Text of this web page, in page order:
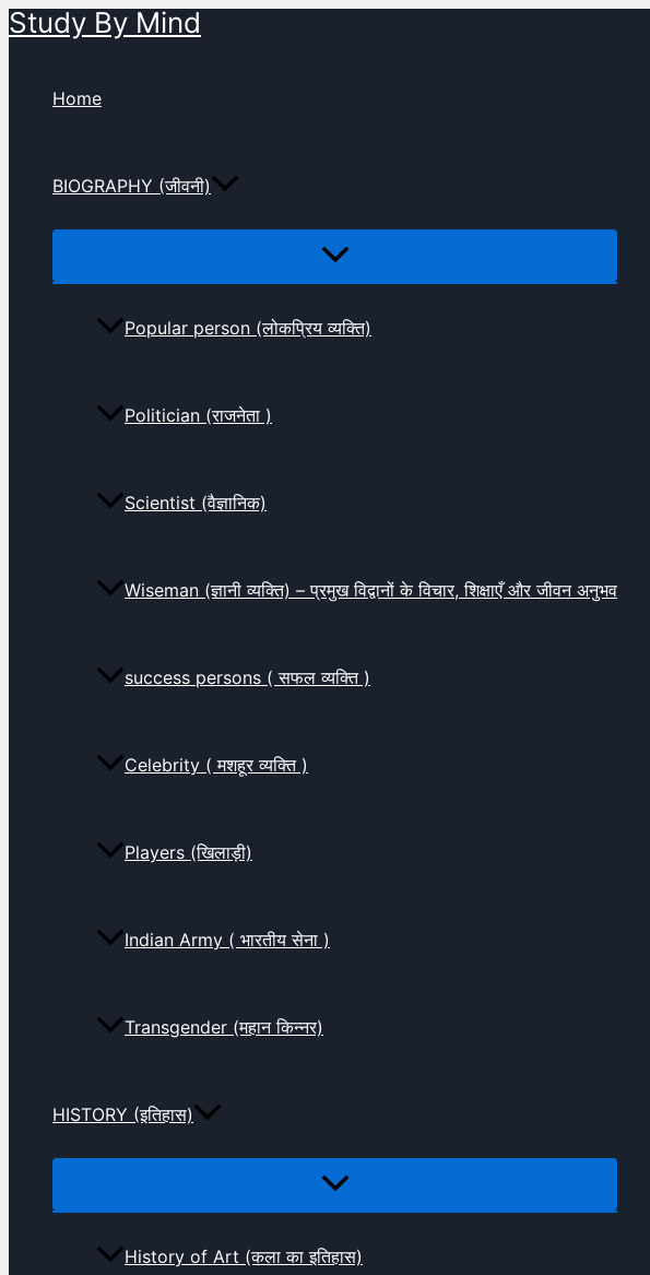
Skip
Study By Mind
Home
BIOGRAPHY (जीवनी)
Popular person (लोकप्रिय व्यक्ति)
Politician (राजनेता )
Scientist (वैज्ञानिक)
Wiseman (ज्ञानी व्यक्ति) – प्रमुख विद्वानों के विचार, शिक्षाएँ और जीवन अनुभव
success persons ( सफल व्यक्ति )
Celebrity ( मशहूर व्यक्ति )
Players (खिलाड़ी)
Indian Army ( भारतीय सेना )
Transgender (महान किन्नर)
HISTORY (इतिहास)
History of Art (कला का इतिहास)